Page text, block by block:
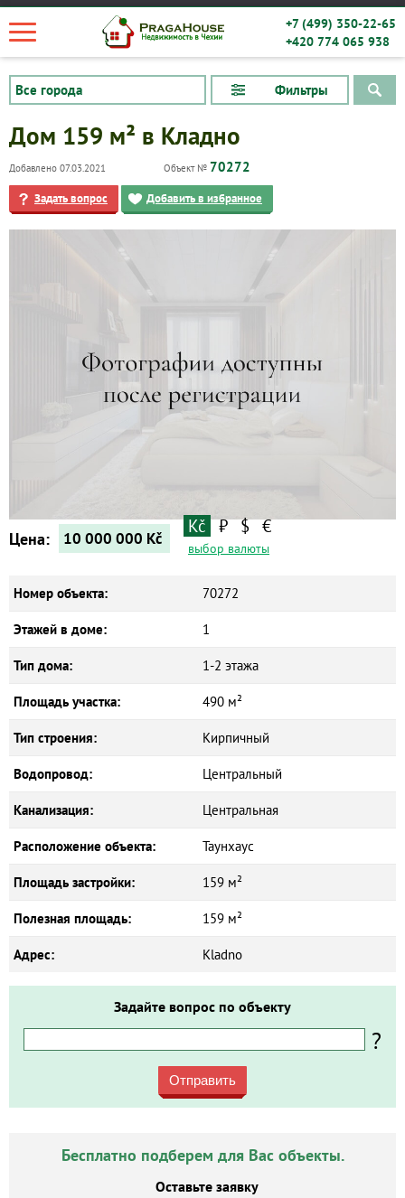
+7 (499) 350-22-65
+420 774 065 938
Фильтры
Новостройки
Коммерческие объекты
Дом 159 м² в Кладно
Добавлено 07.03.2021 Объект № 70272
Задать вопрос Добавить в избранное
Цена: 10 000 000 Kč
Kč ₽ $ €
выбор валюты
Номер объекта: 70272
Этажей в доме: 1
Тип дома: 1-2 этажа
Площадь участка: 490 м²
Тип строения: Кирпичный
Водопровод: Центральный
Канализация: Центральная
Расположение объекта: Таунхаус
Площадь застройки: 159 м²
Полезная площадь: 159 м²
Адрес: Kladno
Задайте вопрос по объекту
?
Отправить
Бесплатно подберем для Вас объекты.
Оставьте заявку